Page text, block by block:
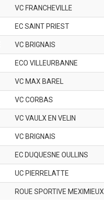
VC FRANCHEVILLE
EC SAINT PRIEST
VC BRIGNAIS
ECO VILLEURBANNE
VC MAX BAREL
VC CORBAS
VC VAULX EN VELIN
VC BRIGNAIS
EC DUQUESNE OULLINS
UC PIERRELATTE
ROUE SPORTIVE MEXIMIEUX